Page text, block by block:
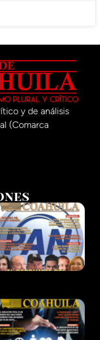
y de análisis
(Comarca